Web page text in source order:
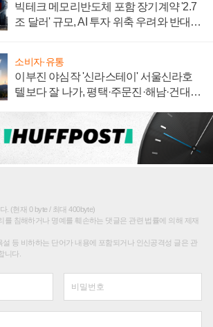
빅테크 메모리반도체 포함 장기계약 '2.7
조 달러' 규모, AI 투자 위축 우려와 반대
소비자·유통
이부진 야심작 '신라스테이' 서울신라호
텔보다 잘 나가, 평택·주문진·해남·건대로
. (현재 0 byte / 최대 400byte)
를 침해하거나 명예를 훼손하는 댓글은 관련 법률에 의해 제재
설 등 비하하는 단어가 내용에 포함되거나 인신공격성 글은 관
니다.